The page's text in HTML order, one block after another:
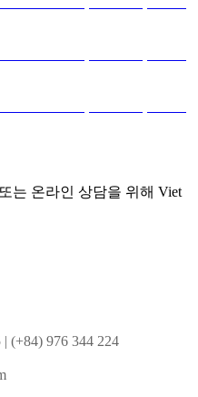
는 온라인 상담을 위해 Viet
| (+84) 976 344 224